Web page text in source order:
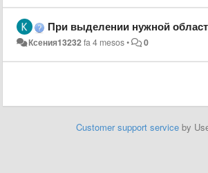
При выделении нужной области экрана начинает
Ксения13232fa 4 mesos• 0
Customer support service by